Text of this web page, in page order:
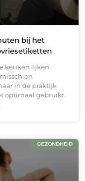
bij het
keuken lijken
in de praktijk
optimaal gebruikt.
GEZONDHEID